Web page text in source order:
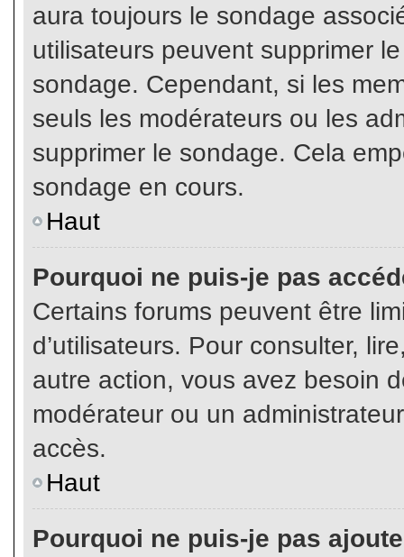
aura toujours le sondage
utilisateurs peuvent supprimer
sondage. Cependant, si les
seuls les modérateurs ou les
supprimer le sondage. Cela
sondage en cours.
Haut
Pourquoi ne puis-je pas
Certains forums peuvent être
d’utilisateurs. Pour consulter,
autre action, vous avez besoin
modérateur ou un
accès.
Haut
Pourquoi ne puis-je pas